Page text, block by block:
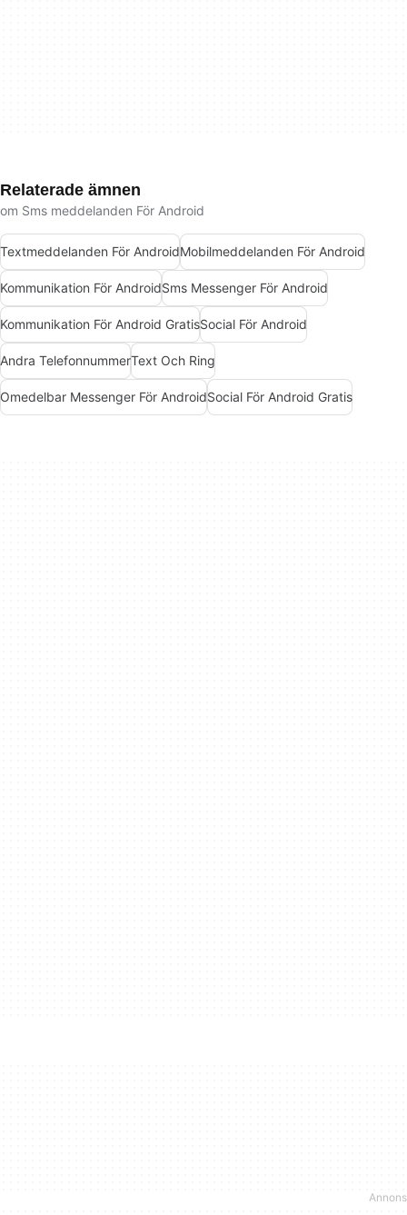
Relaterade ämnen
om Sms meddelanden För Android
Textmeddelanden För AndroidMobilmeddelanden För Android
Kommunikation För AndroidSms Messenger För Android
Kommunikation För Android GratisSocial För Android
Andra TelefonnummerText Och Ring
Omedelbar Messenger För AndroidSocial För Android Gratis